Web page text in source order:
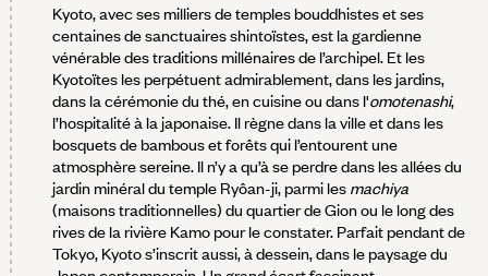
Kyoto, avec ses milliers de temples bouddhistes et ses
centaines de sanctuaires shintoïstes, est la gardienne
vénérable des traditions millénaires de l’archipel. Et les
Kyotoïtes les perpétuent admirablement, dans les jardins,
dans la cérémonie du thé, en cuisine ou dans l'omotenashi,
l’hospitalité à la japonaise. Il règne dans la ville et dans les
bosquets de bambous et forêts qui l’entourent une
atmosphère sereine. Il n’y a qu’à se perdre dans les allées du
jardin minéral du temple Ryôan-ji, parmi les machiya
(maisons traditionnelles) du quartier de Gion ou le long des
rives de la rivière Kamo pour le constater. Parfait pendant de
Tokyo, Kyoto s’inscrit aussi, à dessein, dans le paysage du